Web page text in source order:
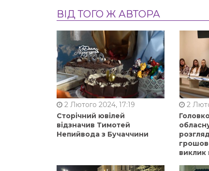
ВІД ТОГО Ж АВТОРА
2 Лютого 2024, 17:19
Сторічний ювілей
відзначив Тимотей
Непийвода з Бучаччини
2
виклик